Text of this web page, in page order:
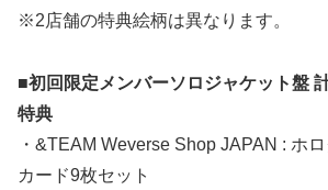
※2店舗の特典絵柄は異なります。
■初回限定メンバーソロジャケット盤
特典
・&TEAM Weverse Shop JAPAN : ホ
カード9枚セット